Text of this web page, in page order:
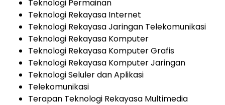
Teknologi Permainan
Teknologi Rekayasa Internet
Teknologi Rekayasa Jaringan Telekomunikasi
Teknologi Rekayasa Komputer
Teknologi Rekayasa Komputer Grafis
Teknologi Rekayasa Komputer Jaringan
Teknologi Seluler dan Aplikasi
Telekomunikasi
Terapan Teknologi Rekayasa Multimedia